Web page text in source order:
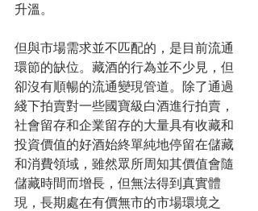
升溫。
但與市場需求並不匹配的，是目前流通
環節的缺位。藏酒的行為並不少見，但
卻沒有順暢的流通變現管道。除了通過
綫下拍賣對一些國寶級白酒進行拍賣，
社會留存和企業留存的大量具有收藏和
投資價值的好酒始終單純地停留在儲藏
和消費領域，雖然眾所周知其價值會隨
儲藏時間而增長，但無法得到真實體
現，長期處在有價無市的市場環境之